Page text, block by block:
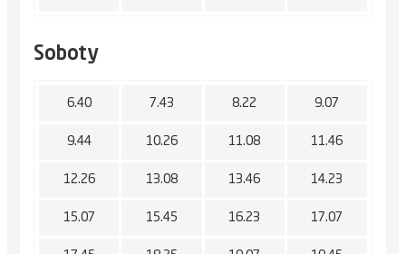
Soboty
6.40 7.43 8.22 9.07
9.44 10.26 11.08 11.46
12.26 13.08 13.46 14.23
15.07 15.45 16.23 17.07